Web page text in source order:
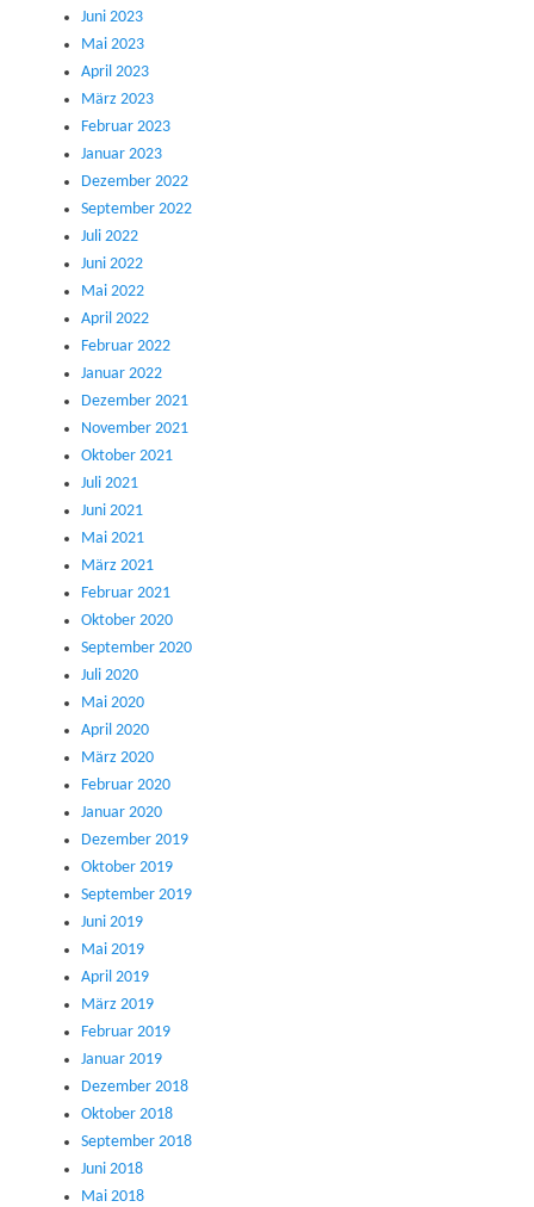
Juni 2023
Mai 2023
April 2023
März 2023
Februar 2023
Januar 2023
Dezember 2022
September 2022
Juli 2022
Juni 2022
Mai 2022
April 2022
Februar 2022
Januar 2022
Dezember 2021
November 2021
Oktober 2021
Juli 2021
Juni 2021
Mai 2021
März 2021
Februar 2021
Oktober 2020
September 2020
Juli 2020
Mai 2020
April 2020
März 2020
Februar 2020
Januar 2020
Dezember 2019
Oktober 2019
September 2019
Juni 2019
Mai 2019
April 2019
März 2019
Februar 2019
Januar 2019
Dezember 2018
Oktober 2018
September 2018
Juni 2018
Mai 2018